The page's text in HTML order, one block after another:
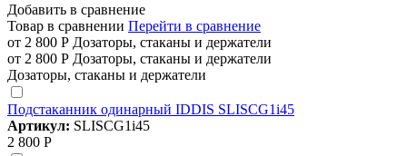
Добавить в сравнение
Товар в сравнении Перейти в сравнение
от 2 800 Р Дозаторы, стаканы и держатели
от 2 800 Р Дозаторы, стаканы и держатели
Дозаторы, стаканы и держатели
Подстаканник одинарный IDDIS SLISCG1i45
Артикул: SLISCG1i45
2 800 Р